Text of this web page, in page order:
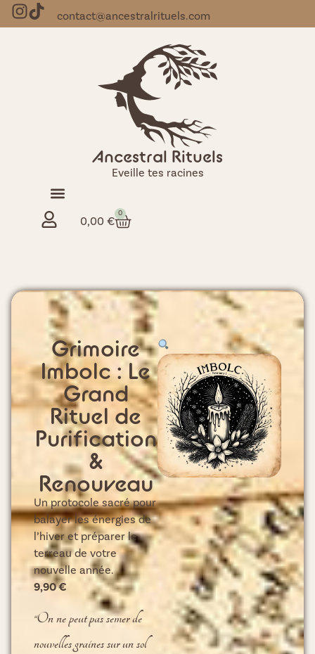
contact@ancestralrituels.com
Ancestral Rituels
Eveille tes racines
0,00 €
0
Grimoire
Imbolc : Le
Grand
Rituel de
Purification
&
Renouveau
Un protocole sacré pour
balayer les énergies de
l’hiver et préparer le
terreau de votre
nouvelle année.
9,90€
“On ne peut pas semer de
nouvelles graines sur un sol